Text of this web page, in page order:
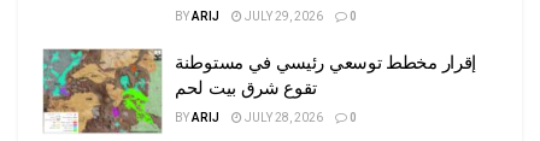
BYARIJ JULY 29, 2026 0
إقرار مخطط توسعي رئيسي في مستوطنة
تقوع شرق بيت لحم
BYARIJ JULY 28, 2026 0